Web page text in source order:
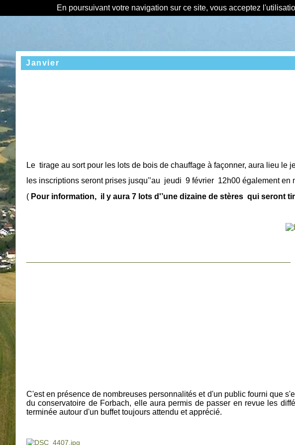
En poursuivant votre navigation sur ce site, vous acceptez
Janvier
Le tirage au sort pour les lots de bois de chauffage à façonner, aura lieu le
les inscriptions seront prises jusqu'’au jeudi 9 février 12h00 également en
( Pour information, il y aura 7 lots d'’une dizaine de stères qui seront
C'est en présence de nombreuses personnalités et d'un public fourni que
du conservatoire de Forbach, elle aura permis de passer en revue les
terminée autour d'un buffet toujours attendu et apprécié.